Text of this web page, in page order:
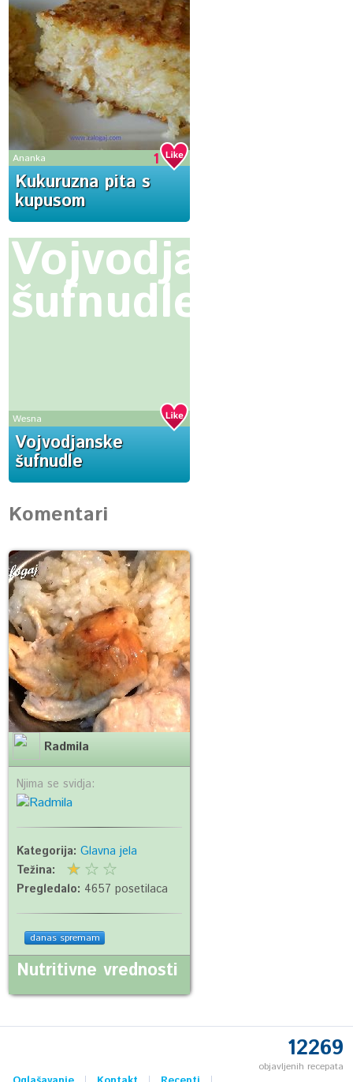
Ananka 1
Kukuruzna pita s
kupusom
Vojvodjanske
šufnudle
Wesna
Vojvodjanske
šufnudle
Komentari
Radmila
Njima se svidja:
Kategorija:Glavna jela
Težina:
Pregledalo: 4657 posetilaca
danas spremam
Nutritivne vrednosti
12269
objavljenih recepata